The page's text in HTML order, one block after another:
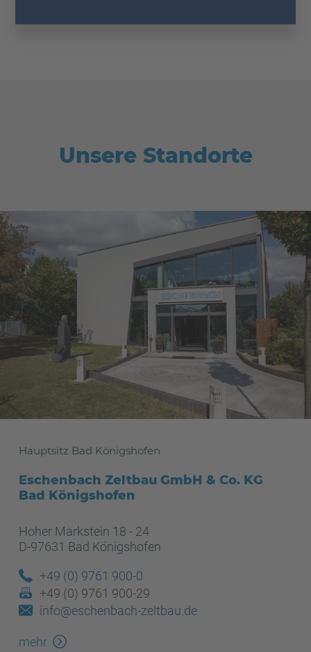
Unsere Standorte
Hauptsitz Bad Königshofen
Eschenbach Zeltbau GmbH & Co. KG
Bad Königshofen
Hoher Markstein 18 - 24
D-97631 Bad Königshofen
+49 (0) 9761 900-0
+49 (0) 9761 900-29
info@eschenbach-zeltbau.de
mehr